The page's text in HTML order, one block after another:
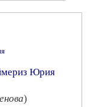
Юрия
)